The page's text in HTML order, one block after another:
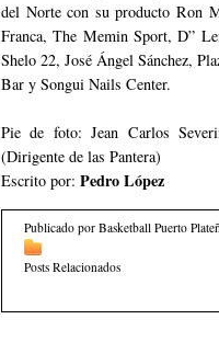
del Norte con su producto Ron
Franca, The Memin Sport, D”
Shelo 22, José Ángel Sánchez,
Bar y Songui Nails Center.
Pie de foto: Jean Carlos
(Dirigente de las Pantera)
Escrito por: Pedro López
Publicado por Basketball Puerto
Posts Relacionados